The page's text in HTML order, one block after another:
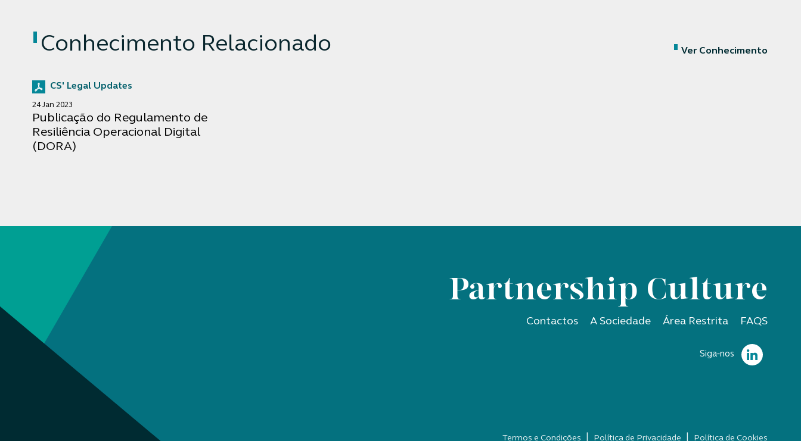
Conhecimento Relacionado Ver Conhecimento
CS' Legal Updates
24 Jan 2023
Publicação do Regulamento de
Resiliência Operacional Digital
(DORA)
Partnership Culture
Contactos A Sociedade Área Restrita FAQS
Siga-nos
Termos e Condições Política de Privacidade Política de Cookies